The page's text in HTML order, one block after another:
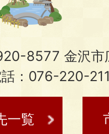
8577 金沢市
：076-220-
一覧